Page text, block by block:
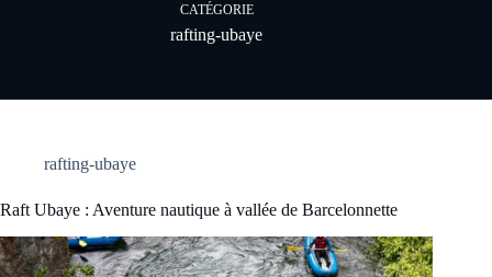
CATÉGORIE
rafting-ubaye
rafting-ubaye
Raft Ubaye : Aventure nautique à vallée de Barcelonnette